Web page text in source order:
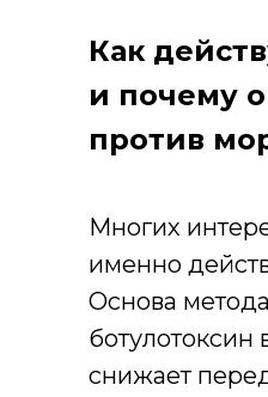
Как
и почему
против
Многих
именно
Основа
ботулотоксин
снижает